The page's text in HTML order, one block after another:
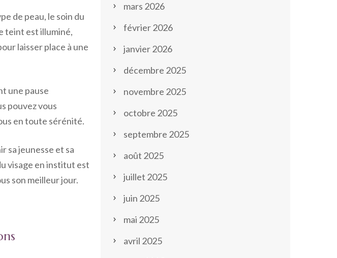
de peau, le soin du
teint est illuminé,
laisser place à une
une pause
pouvez vous
en toute sérénité.
sa jeunesse et sa
visage en institut est
son meilleur jour.
mars 2026
février 2026
janvier 2026
décembre 2025
novembre 2025
octobre 2025
septembre 2025
août 2025
juillet 2025
juin 2025
mai 2025
avril 2025